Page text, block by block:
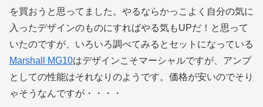
を買おうと思ってました。やるならかっこよく自分の気に
入ったデザインのものにすればやる気もUPだ！と思って
いたのですが、いろいろ調べてみるとセットになっている
Marshall MG10はデザインこそマーシャルですが、アンプ
としての性能はそれなりのようです。価格が安いのでそり
ゃそうなんですが・・・・